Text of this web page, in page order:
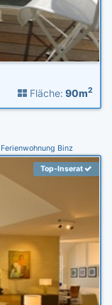
Fläche: 90m2
Ferienwohnung Binz
Top-Inserat